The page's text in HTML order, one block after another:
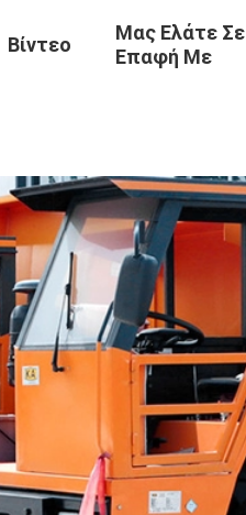
Βίντεο
Μας Ελάτε Σε
Επαφή Με